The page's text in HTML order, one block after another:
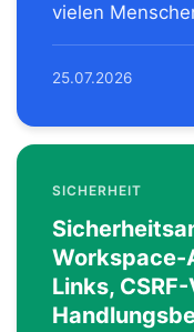
vielen
25.07.2026
SICHERHEIT
Workspace-
Links,